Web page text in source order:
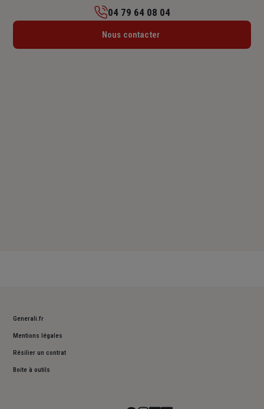
Lundi : 09h – 12h / 14h – 18h
04 79 64 08 04
Nous contacter
Generali.fr
Mentions légales
Résilier un contrat
Boite à outils